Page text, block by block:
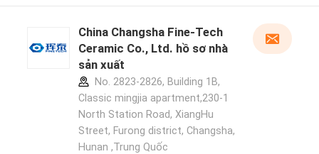
China Changsha Fine-Tech
Ceramic Co., Ltd. hồ sơ nhà
sản xuất
No. 2823-2826, Building 1B,
Classic mingjia apartment,230-1
North Station Road, XiangHu
Street, Furong district, Changsha,
Hunan ,Trung Quốc